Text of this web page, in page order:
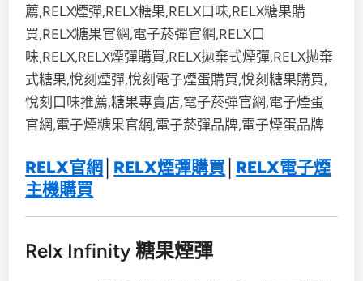
RELX官網 RELX煙彈購買 RELX電子煙
主機購買
Relx Infinity 糖果煙彈